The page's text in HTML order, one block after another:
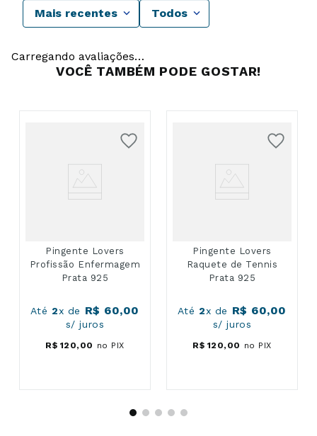
Mais recentes Todos
Carregando avaliações…
VOCÊ TAMBÉM PODE GOSTAR!
Pingente Lovers
Profissão Enfermagem
Prata 925
Até 2x de R$ 60,00
s/ juros
R$ 120, 00 no PIX
Pingente Lovers
Raquete de Tennis
Prata 925
Até 2x de R$ 60,00
s/ juros
R$ 120, 00 no PIX